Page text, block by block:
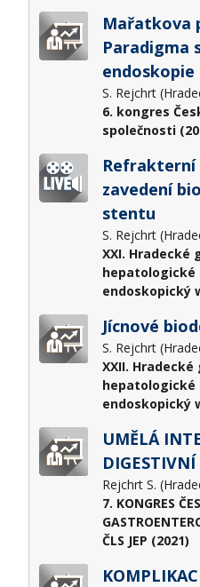
Mařatkova
Paradigma
endoskopie
S. Rejchrt
6. kongres
společnosti
Refrakterní
zavedení
stentu
S. Rejchrt
XXI.
hepatologické
endoskopický
Jícnové
S. Rejchrt
XXII.
hepatologické
endoskopický
UMĚLÁ
Rejchrt S.
7. KONGRES
ČLS JEP (2021)